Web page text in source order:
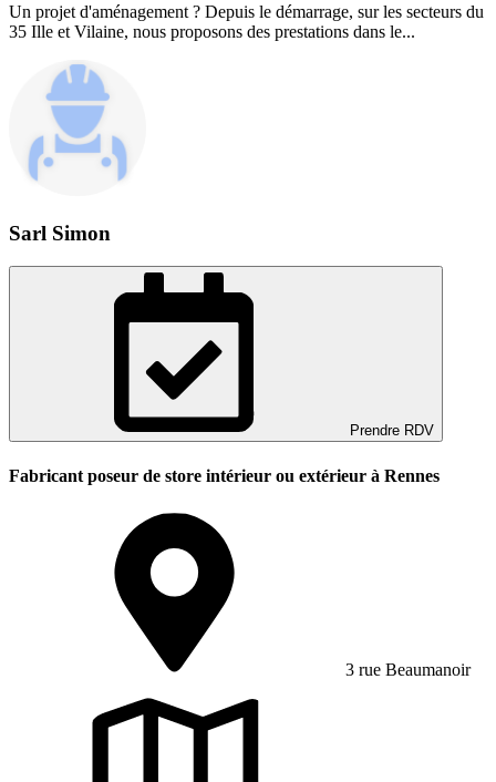
Un projet d'aménagement ? Depuis le démarrage, sur les secteurs du
35 Ille et Vilaine, nous proposons des prestations dans le...
Sarl Simon
Prendre RDV
Fabricant poseur de store intérieur ou extérieur à Rennes
3 rue Beaumanoir